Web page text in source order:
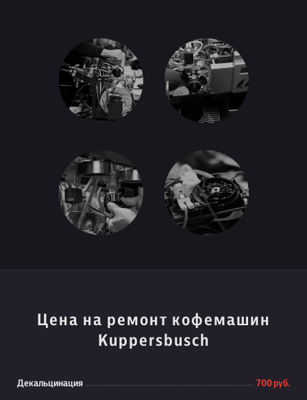
Цена на ремонт кофемашин
Kuppersbusch
Декальцинация 700 руб.